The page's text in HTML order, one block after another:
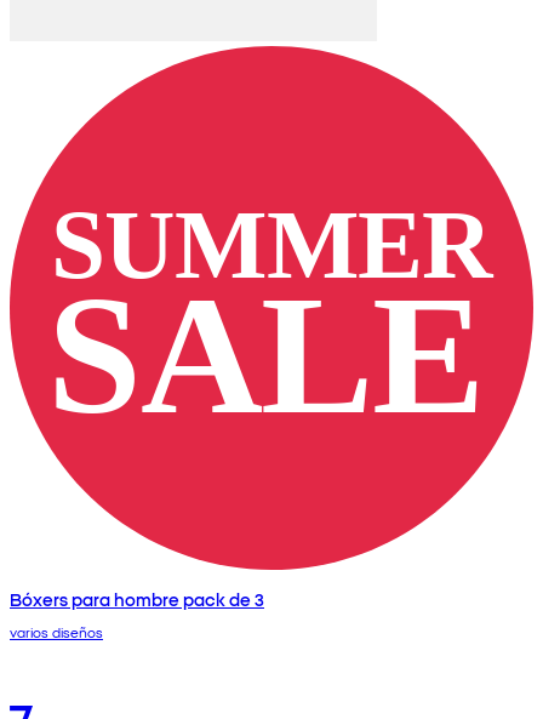
Bóxers para hombre pack de 3
varios diseños